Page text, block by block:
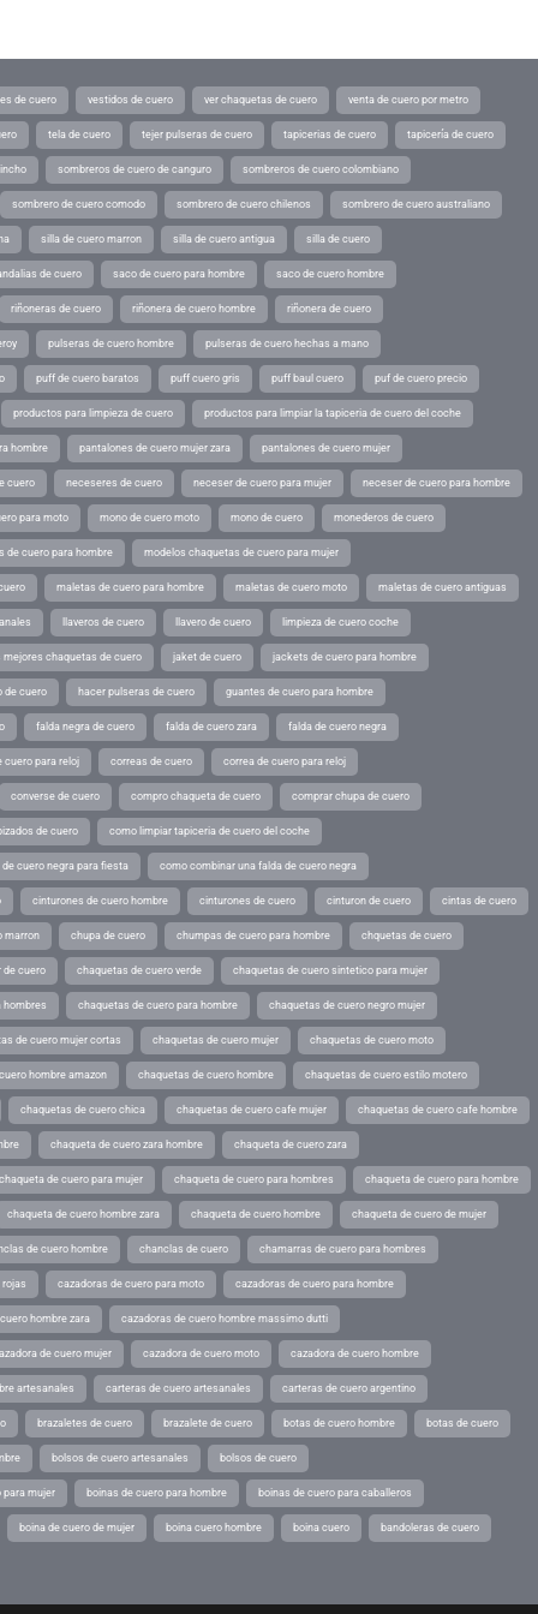
de cuero vestidos de cuero ver chaquetas de cuero venta de cuero por metro
tela de cuero tejer pulseras de cuero tapicerias de cuero tapicería de cuero
sombreros de cuero de canguro sombreros de cuero colombiano
sombrero de cuero comodo sombrero de cuero chilenos sombrero de cuero australiano
silla de cuero marron silla de cuero antigua silla de cuero
de cuero saco de cuero para hombre saco de cuero hombre
riñoneras de cuero riñonera de cuero hombre riñonera de cuero
pulseras de cuero hombre pulseras de cuero hechas a mano
puff de cuero baratos puff cuero gris puff baul cuero puf de cuero precio
productos para limpieza de cuero productos para limpiar la tapiceria de cuero del coche
hombre pantalones de cuero mujer zara pantalones de cuero mujer
cuero neceseres de cuero neceser de cuero para mujer neceser de cuero para hombre
para moto mono de cuero moto mono de cuero monederos de cuero
de cuero para hombre modelos chaquetas de cuero para mujer
maletas de cuero para hombre maletas de cuero moto maletas de cuero antiguas
llaveros de cuero llavero de cuero limpieza de cuero coche
mejores chaquetas de cuero jaket de cuero jackets de cuero para hombre
de cuero hacer pulseras de cuero guantes de cuero para hombre
falda negra de cuero falda de cuero zara falda de cuero negra
cuero para reloj correas de cuero correa de cuero para reloj
converse de cuero compro chaqueta de cuero comprar chupa de cuero
de cuero como limpiar tapiceria de cuero del coche
cuero negra para fiesta como combinar una falda de cuero negra
cinturones de cuero hombre cinturones de cuero cinturon de cuero cintas de cuero
marron chupa de cuero chumpas de cuero para hombre chquetas de cuero
de cuero chaquetas de cuero verde chaquetas de cuero sintetico para mujer
hombres chaquetas de cuero para hombre chaquetas de cuero negro mujer
de cuero mujer cortas chaquetas de cuero mujer chaquetas de cuero moto
hombre amazon chaquetas de cuero hombre chaquetas de cuero estilo motero
chaquetas de cuero chica chaquetas de cuero cafe mujer chaquetas de cuero cafe hombre
chaqueta de cuero zara hombre chaqueta de cuero zara
chaqueta de cuero para mujer chaqueta de cuero para hombres chaqueta de cuero para hombre
chaqueta de cuero hombre zara chaqueta de cuero hombre chaqueta de cuero de mujer
de cuero hombre chanclas de cuero chamarras de cuero para hombres
rojas cazadoras de cuero para moto cazadoras de cuero para hombre
hombre zara cazadoras de cuero hombre massimo dutti
de cuero mujer cazadora de cuero moto cazadora de cuero hombre
artesanales carteras de cuero artesanales carteras de cuero argentino
brazaletes de cuero brazalete de cuero botas de cuero hombre botas de cuero
bolsos de cuero artesanales bolsos de cuero
para mujer boinas de cuero para hombre boinas de cuero para caballeros
boina de cuero de mujer boina cuero hombre boina cuero bandoleras de cuero